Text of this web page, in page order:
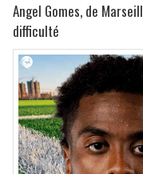
Angel Gomes, de
difficulté